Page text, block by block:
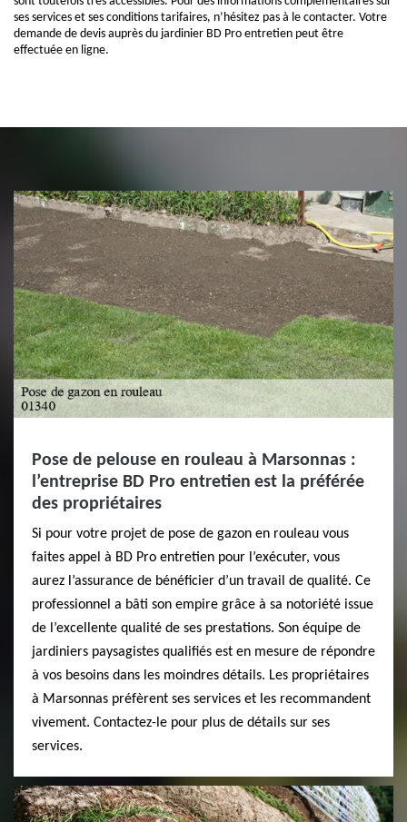
ses services et ses conditions tarifaires, n’hésitez pas à le contacter. Votre
demande de devis auprès du jardinier BD Pro entretien peut être
effectuée en ligne.
Pose de pelouse en rouleau à Marsonnas :
l’entreprise BD Pro entretien est la préférée
des propriétaires
Si pour votre projet de pose de gazon en rouleau vous
faites appel à BD Pro entretien pour l’exécuter, vous
aurez l’assurance de bénéficier d’un travail de qualité. Ce
professionnel a bâti son empire grâce à sa notoriété issue
de l’excellente qualité de ses prestations. Son équipe de
jardiniers paysagistes qualifiés est en mesure de répondre
à vos besoins dans les moindres détails. Les propriétaires
à Marsonnas préfèrent ses services et les recommandent
vivement. Contactez-le pour plus de détails sur ses
services.